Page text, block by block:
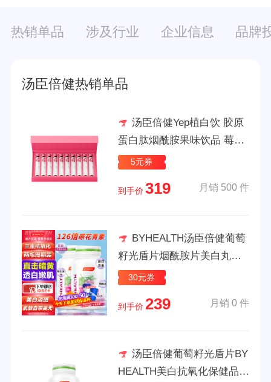
热销单品 涉及行业 企业信息 品牌
汤臣倍健热销单品
汤臣倍健Yep植白饮 胶原
蛋白肽烟酰胺果味饮品 莓果
味添加高纯度烟酰胺天山雪
5元券
到手价 319 月销 500 件
BYHEALTH汤臣倍健葡萄
籽光盾片烟酰胺片美白丸提
取物抗氧化去黄美白维生素c
瓶*2 周期装【进阶养肤 透亮
30元券
到手价 239 月销 0 件
汤臣倍健葡萄籽光盾片BY
HEALTH美白抗氧化保健品美